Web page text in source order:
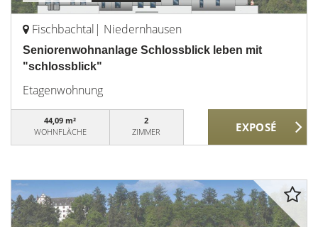
Fischbachtal| Niedernhausen
Seniorenwohnanlage Schlossblick leben mit
"schlossblick"
Etagenwohnung
44,09 m²
WOHNFLÄCHE
2
ZIMMER